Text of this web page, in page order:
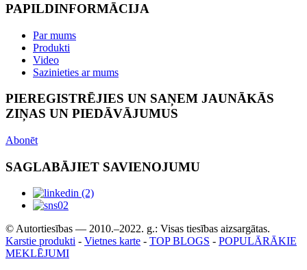
PAPILDINFORMĀCIJA
Par mums
Produkti
Video
Sazinieties ar mums
PIEREGISTRĒJIES UN SAŅEM JAUNĀKĀS
ZIŅAS UN PIEDĀVĀJUMUS
Abonēt
SAGLABĀJIET SAVIENOJUMU
© Autortiesības — 2010.–2022. g.: Visas tiesības aizsargātas.
Karstie produkti - Vietnes karte - TOP BLOGS - POPULĀRĀKIE
MEKLĒJUMI